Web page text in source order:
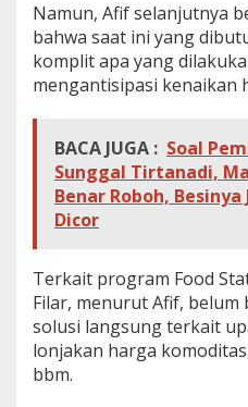
Namun, Afif selanjutnya
bahwa saat ini yang
komplit apa yang
mengantisipasi kenaikan
BACA JUGA : Soal
Sunggal Tirtanadi,
Benar Roboh,
Dicor
Terkait program Food
Filar, menurut Afif, belum
solusi langsung terkait
lonjakan harga
bbm.